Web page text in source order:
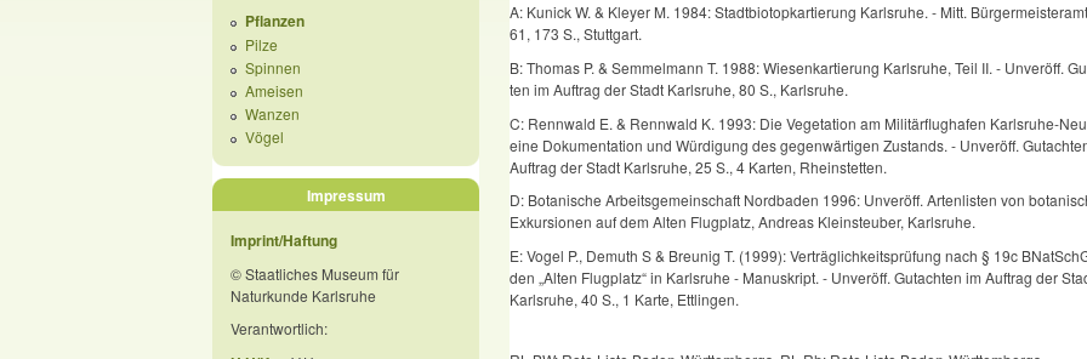
A: Kunick W. & Kleyer M. 1984: Stadtbiotopkartierung Karlsruhe. ‑ Mitt.
61, 173 S., Stuttgart.
B: Thomas P. & Semmelmann T. 1988: Wiesenkartierung Karlsruhe, Teil II. ‑ Unveröff.
ten im Auftrag der Stadt Karlsruhe, 80 S., Karlsruhe.
C: Rennwald E. & Rennwald K. 1993: Die Vegetation am Militärflughafen Karlsruhe-
eine Dokumentation und Würdigung des gegenwärtigen Zustands. ‑ Unveröff.
Auftrag der Stadt Karlsruhe, 25 S., 4 Karten, Rheinstetten.
D: Botanische Arbeitsgemeinschaft Nordbaden 1996: Unveröff. Artenlisten von
Exkursionen auf dem Alten Flugplatz, Andreas Kleinsteuber, Karlsruhe.
E: Vogel P., Demuth S & Breunig T. (1999): Verträglichkeitsprüfung nach § 19c
den „Alten Flugplatz“ in Karlsruhe - Manuskript. ‑ Unveröff. Gutachten im Auftrag der
Karlsruhe, 40 S., 1 Karte, Ettlingen.
Pflanzen
Pilze
Spinnen
Ameisen
Wanzen
Vögel
Impressum
Imprint/Haftung
© Staatliches Museum für
Naturkunde Karlsruhe
Verantwortlich: